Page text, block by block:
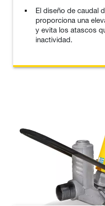
El diseño de caudal
proporciona una
y evita los atascos
inactividad.